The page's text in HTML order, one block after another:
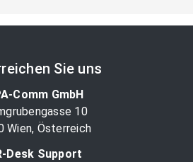
Sie uns
Comm GmbH
10
Wien, Österreich
Desk Support